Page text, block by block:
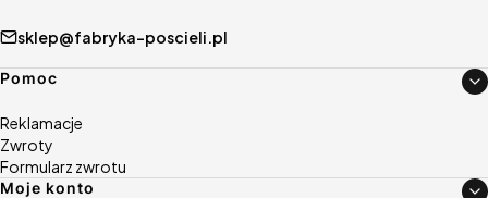
sklep@fabryka-poscieli.pl
Linki w stopce
Pomoc
Reklamacje
Zwroty
Formularz zwrotu
Moje konto